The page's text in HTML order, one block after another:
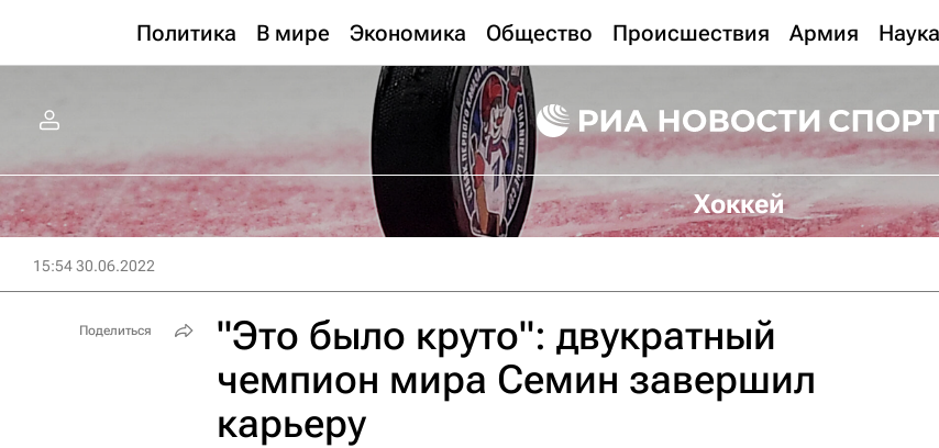
Политика В мире Экономика Общество Происшествия Армия Наука
Хоккей
15:54 30.06.2022
"Это было круто": двукратный
чемпион мира Семин завершил
карьеру
Поделиться